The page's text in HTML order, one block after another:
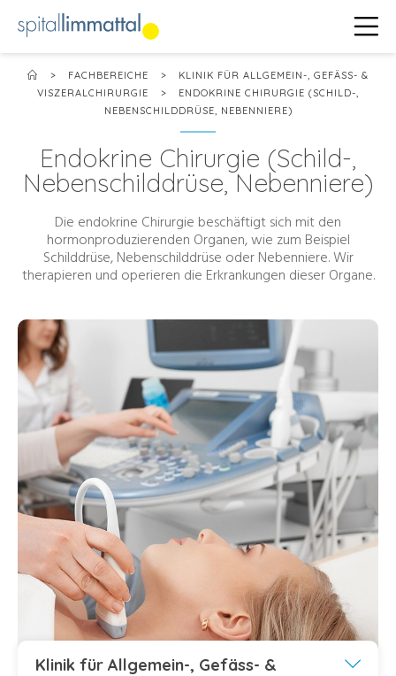
> FACHBEREICHE >
KLINIK FÜR ALLGEMEIN-, GEFÄSS- &
VISZERALCHIRURGIE
>
ENDOKRINE CHIRURGIE (SCHILD-,
NEBENSCHILDDRÜSE, NEBENNIERE)
Endokrine Chirurgie (Schild-,
Nebenschilddrüse, Nebenniere)
Die endokrine Chirurgie beschäftigt sich mit den
hormonproduzierenden Organen, wie zum Beispiel
Schilddrüse, Nebenschilddrüse oder Nebenniere. Wir
therapieren und operieren die Erkrankungen dieser Organe.
Klinik für Allgemein-, Gefäss- &